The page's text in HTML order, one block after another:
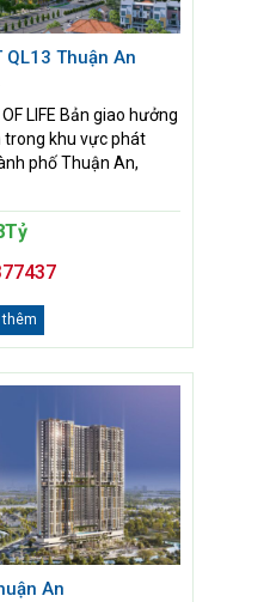
QL13 Thuận An
LIFE Bản giao hưởng
khu vực phát
phố Thuận An,
An